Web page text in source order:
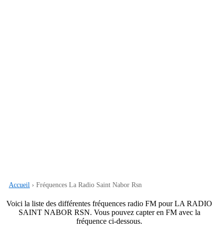
Accueil › Fréquences La Radio Saint Nabor Rsn
Voici la liste des différentes fréquences radio FM pour LA RADIO
SAINT NABOR RSN. Vous pouvez capter en FM avec la
fréquence ci-dessous.